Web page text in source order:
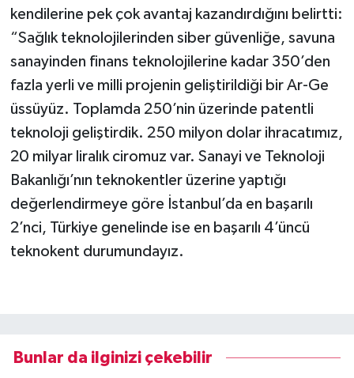
kendilerine pek çok avantaj kazandırdığını belirtti:
“Sağlık teknolojilerinden siber güvenliğe, savuna
sanayinden finans teknolojilerine kadar 350’den
fazla yerli ve milli projenin geliştirildiği bir Ar-Ge
üssüyüz. Toplamda 250’nin üzerinde patentli
teknoloji geliştirdik. 250 milyon dolar ihracatımız,
20 milyar liralık ciromuz var. Sanayi ve Teknoloji
Bakanlığı’nın teknokentler üzerine yaptığı
değerlendirmeye göre İstanbul’da en başarılı
2’nci, Türkiye genelinde ise en başarılı 4’üncü
teknokent durumundayız.
Bunlar da ilginizi çekebilir